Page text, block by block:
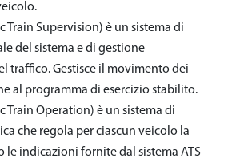
Train Supervision) è un sistema di
del sistema e di gestione
traffico. Gestisce il movimento dei
al programma di esercizio stabilito.
Train Operation) è un sistema di
che regola per ciascun veicolo la
le indicazioni fornite dal sistema ATS